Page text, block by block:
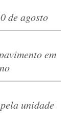
de agosto
em
unidade